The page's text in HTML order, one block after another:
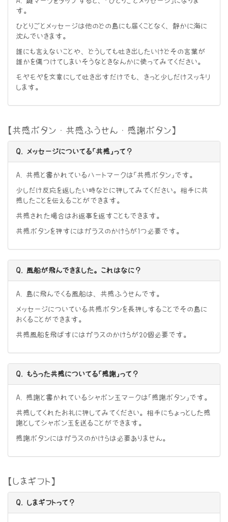
す。
ひとりごとメッセージは他のどの島にも届くことなく、静かに海に
沈んでいきます。
誰にも言えないことや、どうしても吐き出したいけどその言葉が
誰かを傷つけてしまいそうなときなんかに使ってみてください。
モヤモヤを文章にして吐き出すだけでも、きっと少しだけスッキリ
します。
【共感ボタン・共感ふうせん・感謝ボタン】
Q. メッセージについてる「共感」って？
A. 共感と書かれているハートマークは「共感ボタン」です。
少しだけ反応を返したい時などに押してみてください。相手に共
感したことを伝えることができます。
共感された場合はお返事を返すこともできます。
共感ボタンを押すにはガラスのかけらが1つ必要です。
Q. 風船が飛んできました。これはなに？
A. 島に飛んでくる風船は、共感ふうせんです。
メッセージについている共感ボタンを長押しすることでその島に
おくることができます。
共感風船を飛ばすにはガラスのかけらが20個必要です。
Q. もらった共感についてる「感謝」って？
A. 感謝と書かれているシャボン玉マークは「感謝ボタン」です。
共感してくれたお礼に押してみてください。相手にちょっとした感
謝としてシャボン玉を送ることができます。
感謝ボタンにはガラスのかけらは必要ありません。
【しまギフト】
Q. しまギフトって？